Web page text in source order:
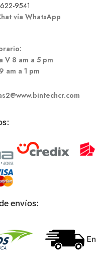
9541
vía WhatsApp
ario:
V 8 am a 5 pm
9 am a 1 pm
envíos: